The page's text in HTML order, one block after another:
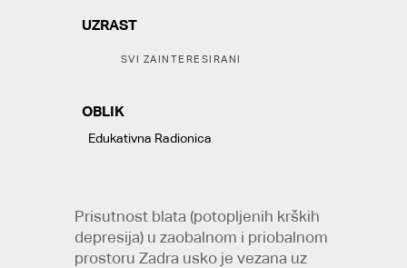
UZRAST
SVI ZAINTERESIRANI
OBLIK
LABELS
Edukativna Radionica
Prisutnost blata (potopljenih krških
depresija) u zaobalnom i priobalnom
prostoru Zadra usko je vezana uz